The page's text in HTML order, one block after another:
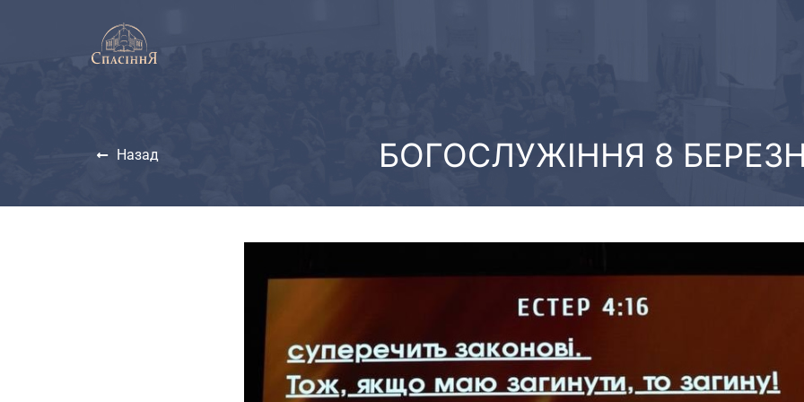
БОГОСЛУЖІННЯ 8
Назад